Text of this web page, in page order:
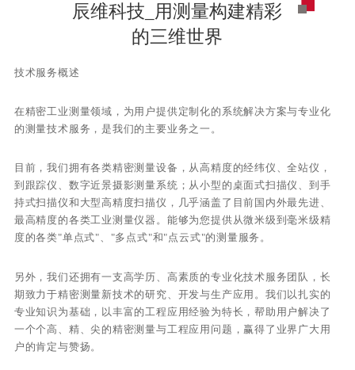
辰维科技_用测量构建精彩
的三维世界
技术服务概述
在精密工业测量领域，为用户提供定制化的系统解决方案与专业化
的测量技术服务，是我们的主要业务之一。
目前，我们拥有各类精密测量设备，从高精度的经纬仪、全站仪，
到跟踪仪、数字近景摄影测量系统；从小型的桌面式扫描仪、到手
持式扫描仪和大型高精度扫描仪，几乎涵盖了目前国内外最先进、
最高精度的各类工业测量仪器。能够为您提供从微米级到毫米级精
度的各类"单点式"、"多点式"和"点云式"的测量服务。
另外，我们还拥有一支高学历、高素质的专业化技术服务团队，长
期致力于精密测量新技术的研究、开发与生产应用。我们以扎实的
专业知识为基础，以丰富的工程应用经验为特长，帮助用户解决了
一个个高、精、尖的精密测量与工程应用问题，赢得了业界广大用
户的肯定与赞扬。